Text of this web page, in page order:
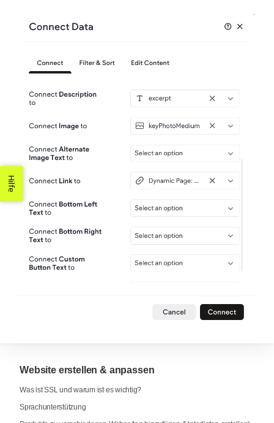
Website erstellen & anpassen
Was ist SSL und warum ist es wichtig?
Sprachunterstützung
Hilfe